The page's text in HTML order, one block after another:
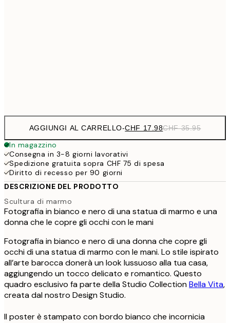
AGGIUNGI AL CARRELLO-CHF 17.98CHF 35.95
In magazzino
Consegna in 3-8 giorni lavorativi
Spedizione gratuita sopra CHF 75 di spesa
Diritto di recesso per 90 giorni
DESCRIZIONE DEL PRODOTTO
Scultura di marmo
Fotografia in bianco e nero di una statua di marmo e una
donna che le copre gli occhi con le mani
Fotografia in bianco e nero di una donna che copre gli
occhi di una statua di marmo con le mani. Lo stile ispirato
all’arte barocca donerà un look lussuoso alla tua casa,
aggiungendo un tocco delicato e romantico. Questo
quadro esclusivo fa parte della Studio CollectionBella Vita,
creata dal nostro Design Studio.
Il poster è stampato con bordo bianco che incornicia